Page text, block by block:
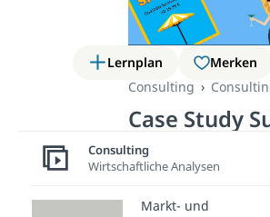
Lernplan Merken
Consulting
Case Study
Weitere Infos
Consulting
Wirtschaftliche Analysen
Markt- und